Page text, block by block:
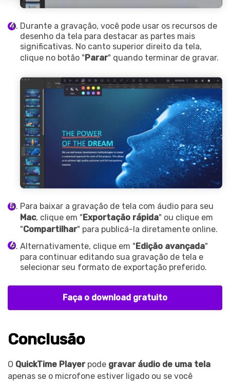
Durante a gravação, você pode usar os recursos de
desenho da tela para destacar as partes mais
significativas. No canto superior direito da tela,
clique no botão "Parar" quando terminar de gravar.
Para baixar a gravação de tela com áudio para seu
Mac, clique em "Exportação rápida" ou clique em
"Compartilhar" para publicá-la diretamente online.
Alternativamente, clique em "Edição avançada"
para continuar editando sua gravação de tela e
selecionar seu formato de exportação preferido.
Faça o download gratuito
Conclusão
O QuickTime Playerpode gravar áudio de uma tela
apenas se o microfone estiver ligado ou se você